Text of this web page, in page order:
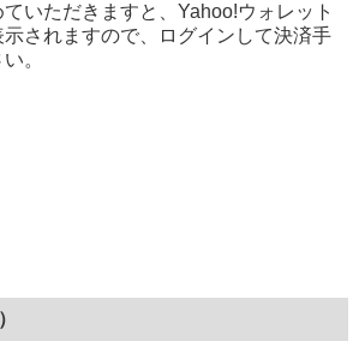
いただきますと、Yahoo!ウォレット
されますので、ログインして決済手
。